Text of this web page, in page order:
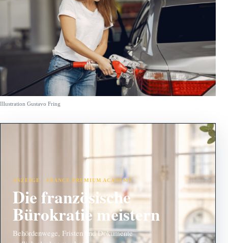
Illustration Gustavo Fring
ANZEIGE · FRANCE PREMIUM ACADEMY
Die französische
Bürokratie meistern
Behördenwege, Fristen und Dokumente